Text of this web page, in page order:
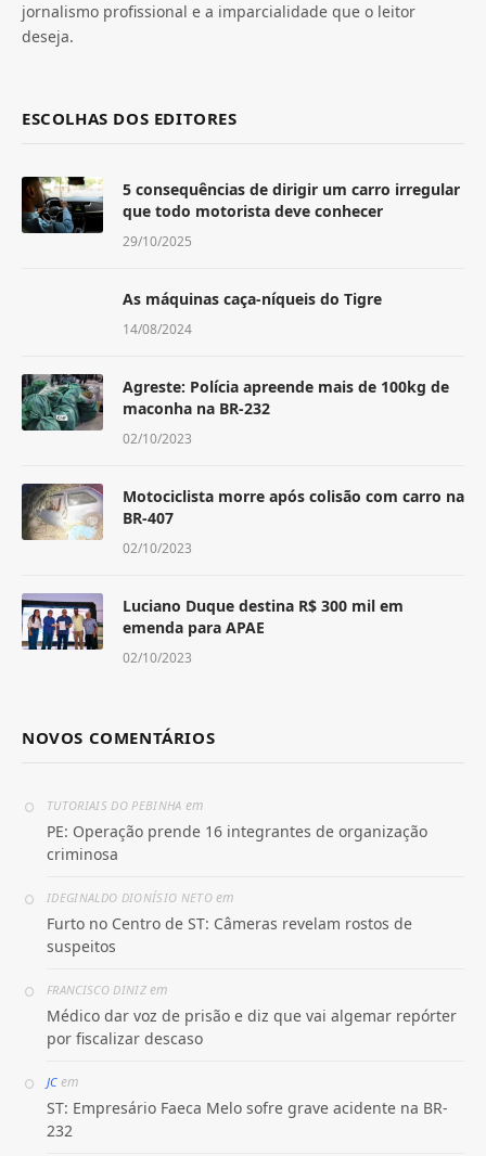
jornalismo profissional e a imparcialidade que o leitor
deseja.
ESCOLHAS DOS EDITORES
5 consequências de dirigir um carro irregular
que todo motorista deve conhecer
29/10/2025
As máquinas caça-níqueis do Tigre
14/08/2024
Agreste: Polícia apreende mais de 100kg de
maconha na BR-232
02/10/2023
Motociclista morre após colisão com carro na
BR-407
02/10/2023
Luciano Duque destina R$ 300 mil em
emenda para APAE
02/10/2023
NOVOS COMENTÁRIOS
TUTORIAIS DO PEBINHA em
PE: Operação prende 16 integrantes de organização
criminosa
IDEGINALDO DIONÍSIO NETOem
Furto no Centro de ST: Câmeras revelam rostos de
suspeitos
FRANCISCO DINIZem
Médico dar voz de prisão e diz que vai algemar repórter
por fiscalizar descaso
JCem
ST: Empresário Faeca Melo sofre grave acidente na BR-
232